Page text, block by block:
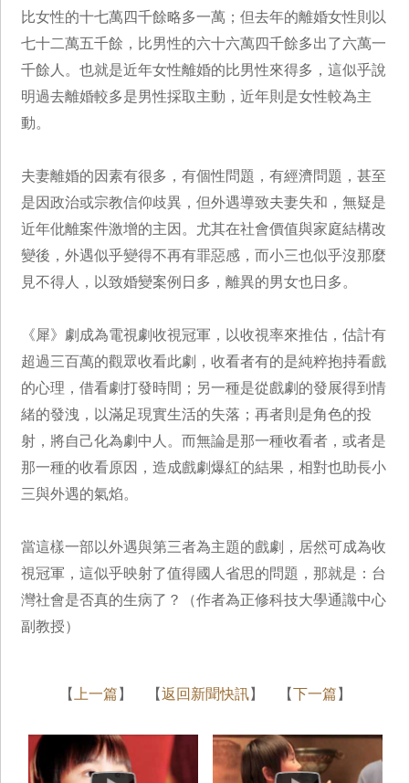
比女性的十七萬四千餘略多一萬；但去年的離婚女性則以
七十二萬五千餘，比男性的六十六萬四千餘多出了六萬一
千餘人。也就是近年女性離婚的比男性來得多，這似乎說
明過去離婚較多是男性採取主動，近年則是女性較為主
動。
夫妻離婚的因素有很多，有個性問題，有經濟問題，甚至
是因政治或宗教信仰歧異，但外遇導致夫妻失和，無疑是
近年仳離案件激增的主因。尤其在社會價值與家庭結構改
變後，外遇似乎變得不再有罪惡感，而小三也似乎沒那麼
見不得人，以致婚變案例日多，離異的男女也日多。
《犀》劇成為電視劇收視冠軍，以收視率來推估，估計有
超過三百萬的觀眾收看此劇，收看者有的是純粹抱持看戲
的心理，借看劇打發時間；另一種是從戲劇的發展得到情
緒的發洩，以滿足現實生活的失落；再者則是角色的投
射，將自己化為劇中人。而無論是那一種收看者，或者是
那一種的收看原因，造成戲劇爆紅的結果，相對也助長小
三與外遇的氣焰。
當這樣一部以外遇與第三者為主題的戲劇，居然可成為收
視冠軍，這似乎映射了值得國人省思的問題，那就是：台
灣社會是否真的生病了？（作者為正修科技大學通識中心
副教授）
【 上一篇 】 【返回新聞快訊】 【下一篇 】